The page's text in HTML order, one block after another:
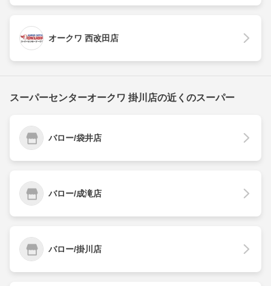
オークワ 西改田店
スーパーセンターオークワ 掛川店の近くのスーパー
バロー/袋井店
バロー/成滝店
バロー/掛川店